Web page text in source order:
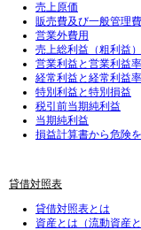
売上原価
販売費及び一般管理費
営業外費用
売上総利益（粗利益
営業利益と営業利益率
経常利益と経常利益率
特別利益と特別損益
税引前当期純利益
当期純利益
損益計算書から危険
貸借対照表
貸借対照表とは
資産とは（流動資産と